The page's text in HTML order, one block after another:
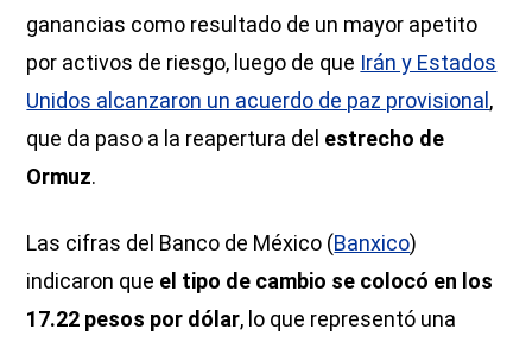
ganancias como resultado de un mayor apetito
por activos de riesgo, luego de que Irán y Estados
Unidos alcanzaron un acuerdo de paz provisional,
que da paso a la reapertura del estrecho de
Ormuz.
Las cifras del Banco de México (Banxico)
indicaron que el tipo de cambio se colocó en los
17.22 pesos por dólar, lo que representó una